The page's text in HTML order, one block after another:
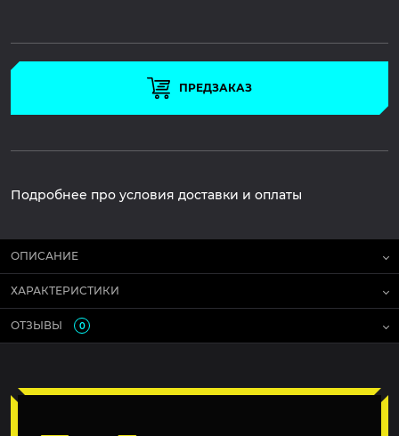
ПРЕДЗАКАЗ
Подробнее про условия доставки и оплаты
ОПИСАНИЕ
ХАРАКТЕРИСТИКИ
ОТЗЫВЫ 0